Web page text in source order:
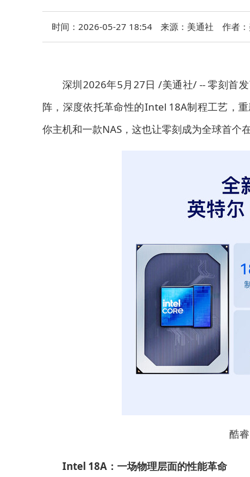
时间：2026-05-27 18:54 来源：美通社 作者
深圳2026年5月27日 /美通社/ -- 零刻首
阵，深度依托革命性的Intel 18A制程工艺，
你主机和一款NAS，这也让零刻成为全球首个
酷
Intel 18A：一场物理层面的性能革命